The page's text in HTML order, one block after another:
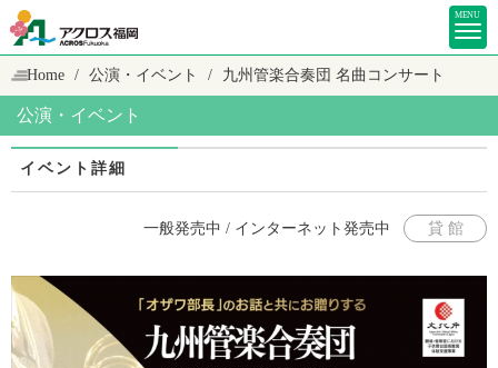
MENU
Home 公演・イベント 九州管楽合奏団 名曲コンサート
公演・イベント
イベント詳細
一般発売中 / インターネット発売中 貸 館